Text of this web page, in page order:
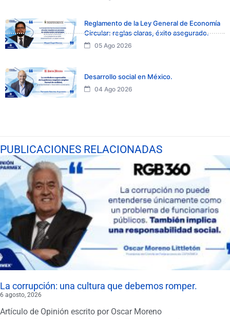
Reglamento de la Ley General de Economía
Circular: reglas claras, éxito asegurado.
05 Ago 2026
Desarrollo social en México.
04 Ago 2026
PUBLICACIONES RELACIONADAS
La corrupción: una cultura que debemos romper.
6 agosto, 2026
Artículo de Opinión escrito por Oscar Moreno